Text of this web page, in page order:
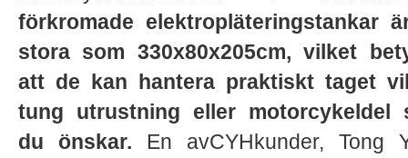
förkromade elektropläteringstankar
stora som 330x80x205cm, vilket
att de kan hantera praktiskt taget
tung utrustning eller motorcykeldel
du önskar. En avCYHkunder, Tong